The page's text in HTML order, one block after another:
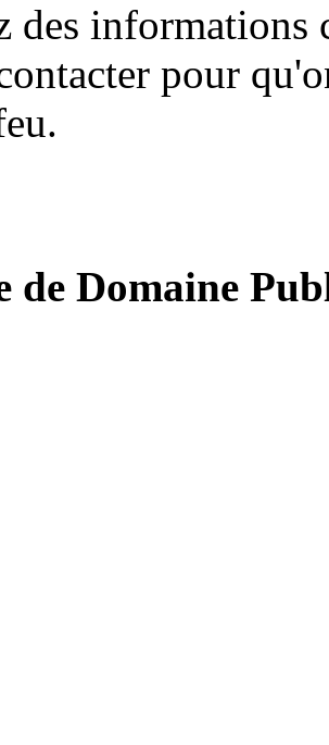
des informations
pour
de Domaine